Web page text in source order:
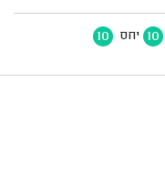
10 יחס 10